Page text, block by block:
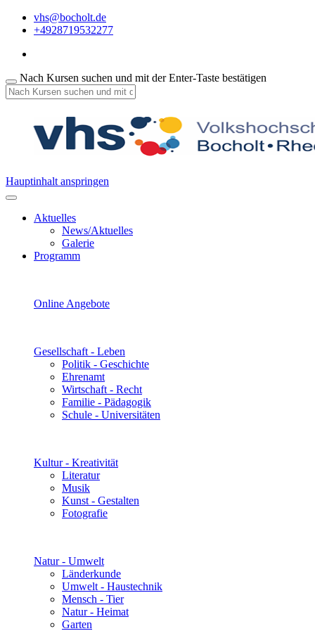
vhs@bocholt.de
+4928719532277
Nach Kursen suchen und mit der Enter-Taste bestätigen
Hauptinhalt anspringen
Aktuelles
News/Aktuelles
Galerie
Programm
Online Angebote
Gesellschaft - Leben
Politik - Geschichte
Ehrenamt
Wirtschaft - Recht
Familie - Pädagogik
Schule - Universitäten
Kultur - Kreativität
Literatur
Musik
Kunst - Gestalten
Fotografie
Natur - Umwelt
Länderkunde
Umwelt - Haustechnik
Mensch - Tier
Natur - Heimat
Garten